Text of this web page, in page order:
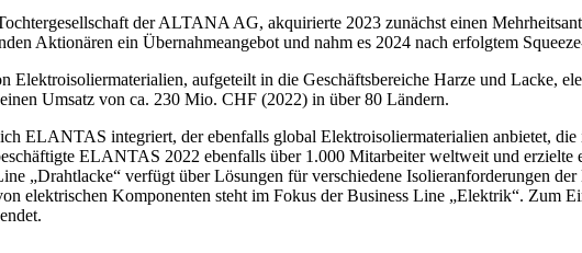
der ALTANA AG, akquirierte 2023 zunächst einen
Aktionären ein Übernahmeangebot und nahm es 2024 nach erfolgtem
Elektroisoliermaterialien, aufgeteilt in die Geschäftsbereiche Harze und Lacke,
Umsatz von ca. 230 Mio. CHF (2022) in über 80 Ländern.
ELANTAS integriert, der ebenfalls global Elektroisoliermaterialien anbietet,
ELANTAS 2022 ebenfalls über 1.000 Mitarbeiter weltweit und
„Drahtlacke“ verfügt über Lösungen für verschiedene Isolieranforderungen
elektrischen Komponenten steht im Fokus der Business Line „Elektrik“. Zum